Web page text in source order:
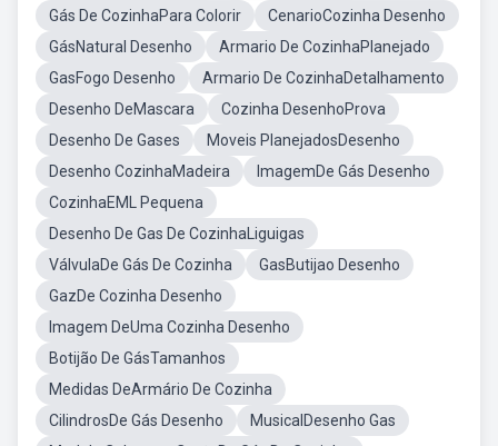
Gás De CozinhaPara Colorir
CenarioCozinha Desenho
GásNatural Desenho
Armario De CozinhaPlanejado
GasFogo Desenho
Armario De CozinhaDetalhamento
Desenho DeMascara
Cozinha DesenhoProva
Desenho De Gases
Moveis PlanejadosDesenho
Desenho CozinhaMadeira
ImagemDe Gás Desenho
CozinhaEML Pequena
Desenho De Gas De CozinhaLiguigas
VálvulaDe Gás De Cozinha
GasButijao Desenho
GazDe Cozinha Desenho
Imagem DeUma Cozinha Desenho
Botijão De GásTamanhos
Medidas DeArmário De Cozinha
CilindrosDe Gás Desenho
MusicalDesenho Gas